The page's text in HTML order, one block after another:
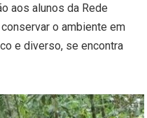
aos alunos da Rede
o ambiente em
e diverso, se encontra